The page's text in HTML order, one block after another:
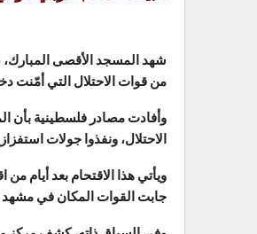
شهد المسجد الأقصى المبارك،
من قوات الاحتلال التي أمّنت
وأفادت مصادر فلسطينية بأن
الاحتلال، ونفذوا جولات
ويأتي هذا الاقتحام بعد أيام
جابت القوات المكان في